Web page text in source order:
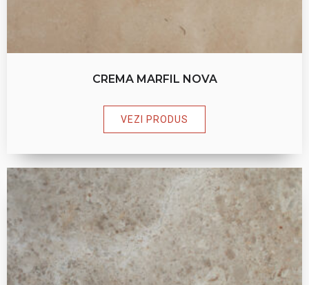
CREMA MARFIL NOVA
VEZI PRODUS